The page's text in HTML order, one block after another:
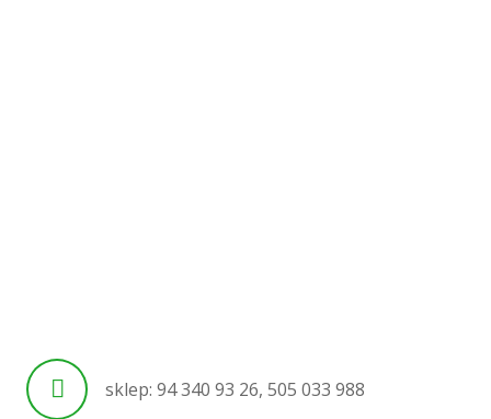
sklep: 94 340 93 26, 505 033 988